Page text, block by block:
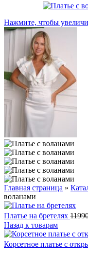
Нажмите, чтобы
Главная страница »
воланами
Платье на бретелях
Назад к товарам
Корсетное платье с